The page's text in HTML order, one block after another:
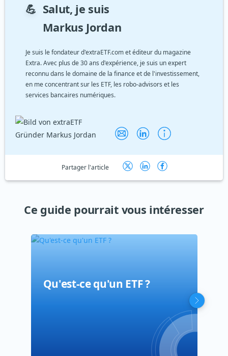
💪 Salut, je suis
Markus Jordan
Je suis le fondateur d'extraETF.com et éditeur du magazine
Extra. Avec plus de 30 ans d'expérience, je suis un expert
reconnu dans le domaine de la finance et de l'investissement,
en me concentrant sur les ETF, les robo-advisors et les
services bancaires numériques.
Partager l'article
Ce guide pourrait vous intéresser
Qu'est-ce qu'un ETF ?